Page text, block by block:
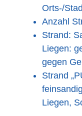
Orts-/
Anzahl
Strand:
Liegen:
gegen
Strand
Liegen,